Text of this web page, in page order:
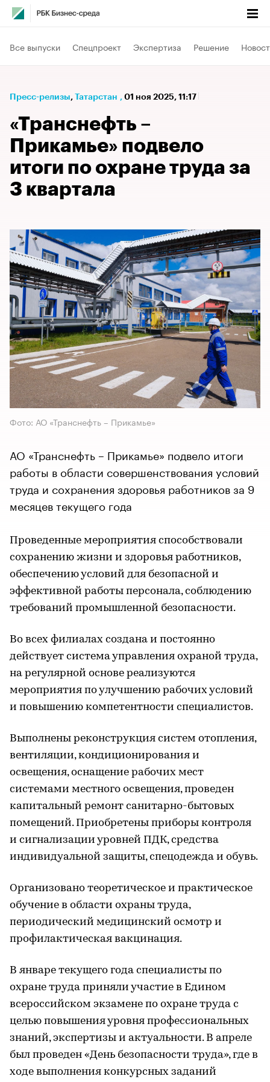
Все выпуски Спецпроект Экспертиза Решение
Пресс-релизы⁠, Татарстан , 01 ноя 2025, 11:17
«Транснефть –
Прикамье» подвело
итоги по охране труда за
3 квартала
Фото: АО «Транснефть – Прикамье»
АО «Транснефть – Прикамье» подвело итоги
работы в области совершенствования условий
труда и сохранения здоровья работников за 9
месяцев текущего года
Проведенные мероприятия способствовали
сохранению жизни и здоровья работников,
обеспечению условий для безопасной и
эффективной работы персонала, соблюдению
требований промышленной безопасности.
Во всех филиалах создана и постоянно
действует система управления охраной труда,
на регулярной основе реализуются
мероприятия по улучшению рабочих условий
и повышению компетентности специалистов.
Выполнены реконструкция систем отопления,
вентиляции, кондиционирования и
освещения, оснащение рабочих мест
системами местного освещения, проведен
капитальный ремонт санитарно-бытовых
помещений. Приобретены приборы контроля
и сигнализации уровней ПДК, средства
индивидуальной защиты, спецодежда и обувь.
Организовано теоретическое и практическое
обучение в области охраны труда,
периодический медицинский осмотр и
профилактическая вакцинация.
В январе текущего года специалисты по
охране труда приняли участие в Едином
всероссийском экзамене по охране труда с
целью повышения уровня профессиональных
знаний, экспертизы и актуальности. В апреле
был проведен «День безопасности труда», где в
ходе выполнения конкурсных заданий